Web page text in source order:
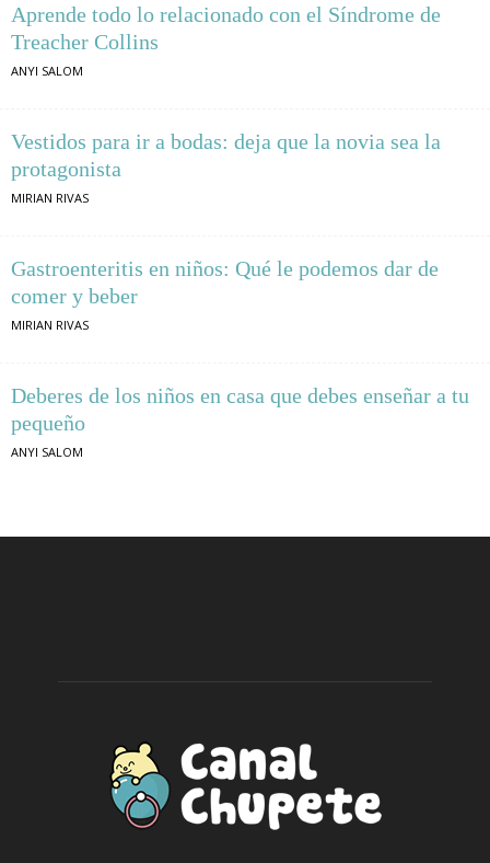
Aprende todo lo relacionado con el Síndrome de
Treacher Collins
ANYI SALOM
Vestidos para ir a bodas: deja que la novia sea la
protagonista
MIRIAN RIVAS
Gastroenteritis en niños: Qué le podemos dar de
comer y beber
MIRIAN RIVAS
Deberes de los niños en casa que debes enseñar a tu
pequeño
ANYI SALOM